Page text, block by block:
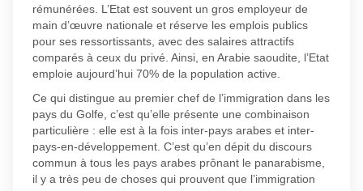
rémunérées. L’Etat est souvent un gros employeur de
main d’œuvre nationale et réserve les emplois publics
pour ses ressortissants, avec des salaires attractifs
comparés à ceux du privé. Ainsi, en Arabie saoudite, l’Etat
emploie aujourd’hui 70% de la population active.
Ce qui distingue au premier chef de l’immigration dans les
pays du Golfe, c’est qu’elle présente une combinaison
particulière : elle est à la fois inter-pays arabes et inter-
pays-en-développement. C’est qu’en dépit du discours
commun à tous les pays arabes prônant le panarabisme,
il y a très peu de choses qui prouvent que l’immigration